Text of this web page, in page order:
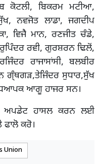
ਕੋਟਲੀ, ਬਿਕਰਮ ਮਟੀਆ,
ਨਵਜੋਤ ਲਾਡਾ, ਜਗਦੀਪ
ਵਿਜੈ ਮਾਨ, ਰਣਜੀਤ ਚੰਡੇ,
ਰਵੀ, ਗੁਰਸ਼ਰਨ ਢਿਲੋਂ,
ਰਾਜਾਸਾਂਸੀ, ਬਲਬੀਰ
ਗ੍ੰਥਗੜ,ਤੇਜਿੰਦਰ ਸੁਧਾਰ,ਸੁੱਖ
ਆਗੂ ਹਾਜਰ ਸਨ।
ਅਪਡੇਟ ਹਾਸਲ ਕਰਨ ਲਈ
ਫਾਲੋ ਕਰੋ।
Union